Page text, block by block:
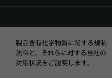
製品含有化学物質に関する規制
法令と、それらに対する当社の
対応状況をご説明します。